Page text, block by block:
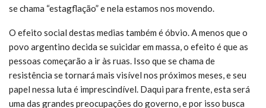
se chama “estagflação” e nela estamos nos movendo.
O efeito social destas medias também é óbvio. A menos que o
povo argentino decida se suicidar em massa, o efeito é que as
pessoas começarão a ir às ruas. Isso que se chama de
resistência se tornará mais visível nos próximos meses, e seu
papel nessa luta é imprescindível. Daqui para frente, esta será
uma das grandes preocupações do governo, e por isso busca